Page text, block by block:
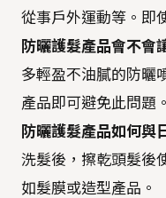
從事戶外運動等。即
防曬護髮產品會不會
多輕盈不油膩的防曬
產品即可避免此問題。
防曬護髮產品如何與
洗髮後，擦乾頭髮後
如髮膜或造型產品。